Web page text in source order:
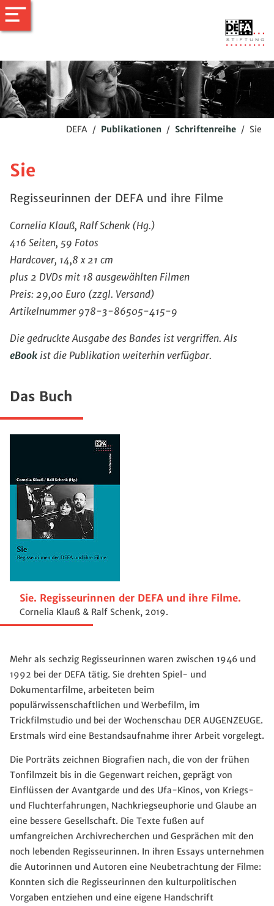
DEFA / Publikationen / Schriftenreihe / Sie
Sie
Regisseurinnen der DEFA und ihre Filme
Cornelia Klauß, Ralf Schenk (Hg.)
416 Seiten, 59 Fotos
Hardcover, 14,8 x 21 cm
plus 2 DVDs mit 18 ausgewählten Filmen
Preis: 29,00 Euro (zzgl. Versand)
Artikelnummer 978-3-86505-415-9
Die gedruckte Ausgabe des Bandes ist vergriffen. Als
eBook ist die Publikation weiterhin verfügbar.
Das Buch
Sie. Regisseurinnen der DEFA und ihre Filme.
Cornelia Klauß & Ralf Schenk, 2019.
Mehr als sechzig Regisseurinnen waren zwischen 1946 und
1992 bei der DEFA tätig. Sie drehten Spiel- und
Dokumentarfilme, arbeiteten beim
populärwissenschaftlichen und Werbefilm, im
Trickfilmstudio und bei der Wochenschau DER AUGENZEUGE.
Erstmals wird eine Bestandsaufnahme ihrer Arbeit vorgelegt.
Die Porträts zeichnen Biografien nach, die von der frühen
Tonfilmzeit bis in die Gegenwart reichen, geprägt von
Einflüssen der Avantgarde und des Ufa-Kinos, von Kriegs-
und Fluchterfahrungen, Nachkriegseuphorie und Glaube an
eine bessere Gesellschaft. Die Texte fußen auf
umfangreichen Archivrecherchen und Gesprächen mit den
noch lebenden Regisseurinnen. In ihren Essays unternehmen
die Autorinnen und Autoren eine Neubetrachtung der Filme:
Konnten sich die Regisseurinnen den kulturpolitischen
Vorgaben entziehen und eine eigene Handschrift